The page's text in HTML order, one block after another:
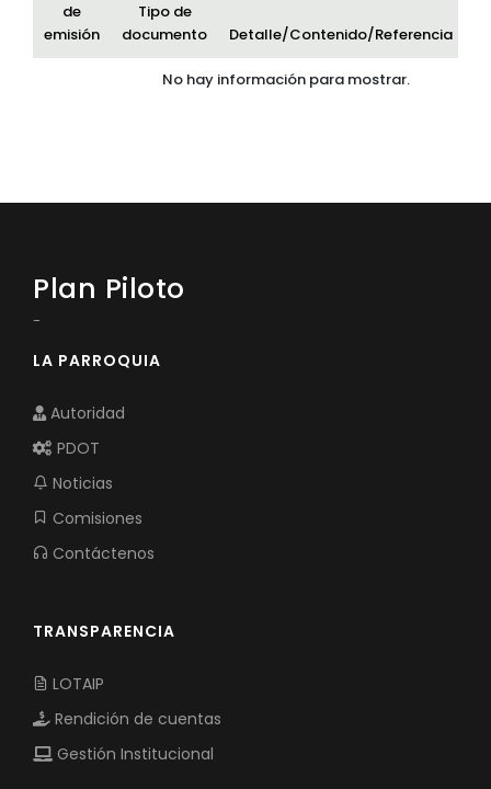
de
emisión
Tipo de
documento
Detalle/Contenido/Referencia
No hay información para mostrar.
Plan Piloto
-
LA PARROQUIA
Autoridad
PDOT
Noticias
Comisiones
Contáctenos
TRANSPARENCIA
LOTAIP
Rendición de cuentas
Gestión Institucional